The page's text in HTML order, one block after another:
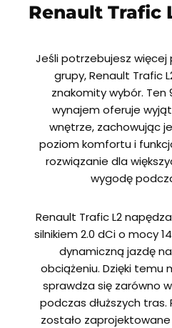
Renault Trafic
Jeśli potrzebujesz
grupy, Renault Trafic
znakomity wybór.
wynajem oferuje
wnętrze, zachowując
poziom komfortu i
rozwiązanie dla
wygodę
Renault Trafic L2
silnikiem 2.0 dCi o mocy
dynamiczną jazdę
obciążeniu. Dzięki temu
sprawdza się zarówno
podczas dłuższych
zostało